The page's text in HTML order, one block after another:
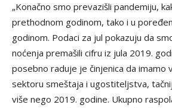
„Konačno smo prevazišli pandemiju,
prethodnom godinom, tako i u
godinom. Podaci za jul pokazuju da
noćenja premašili cifru iz jula 2019.
posebno raduje je činjenica da imamo
sektoru smeštaja i ugostiteljstva,
više nego 2019. godine. Ukupno